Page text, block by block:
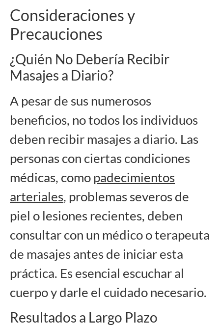
Consideraciones y
Precauciones
¿Quién No Debería Recibir
Masajes a Diario?
A pesar de sus numerosos
beneficios, no todos los individuos
deben recibir masajes a diario. Las
personas con ciertas condiciones
médicas, como padecimientos
arteriales, problemas severos de
piel o lesiones recientes, deben
consultar con un médico o terapeuta
de masajes antes de iniciar esta
práctica. Es esencial escuchar al
cuerpo y darle el cuidado necesario.
Resultados a Largo Plazo